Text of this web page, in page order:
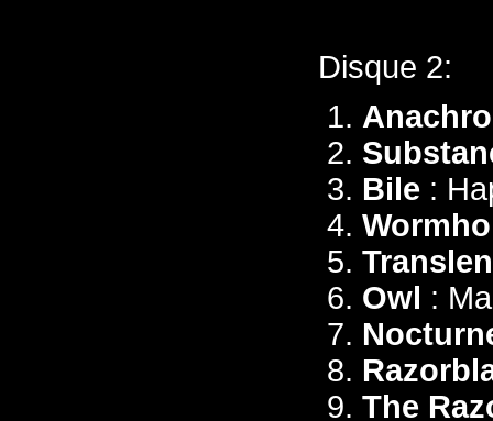
Disque 2:
Bile :
Owl :
The